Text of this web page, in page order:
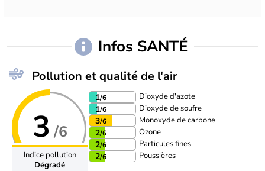
Infos SANTÉ
Pollution et qualité de l'air
3 /6
Indice pollution
Dégradé
1/6 Dioxyde d'azote
1/6 Dioxyde de soufre
3/6 Monoxyde de carbone
2/6 Ozone
2/6 Particules fines
2/6 Poussières